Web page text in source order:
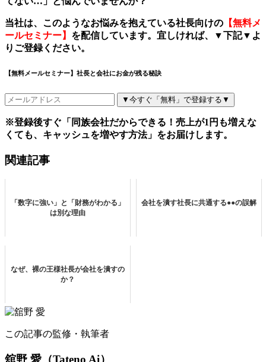
当社は、このようなお悩みを抱えている社長向けの 【無料メ
ールセミナー】 を配信しています。宜しければ、 ▼下記▼ よ
りご登録ください。
【無料メールセミナー】社長と会社にお金が残る秘訣
▼今すぐ「無料」で登録する▼
※登録後すぐ「同族会社だからできる！売上が1円も増えな
くても、キャッシュを増やす方法」をお届けします。
関連記事
「数字に強い」と「財務がわかる」
は別な理由
会社を潰す社長に共通する●●の誤解
なぜ、裸の王様社長が会社を潰すの
か？
この記事の監修・執筆者
舘野 愛 （Tateno Ai）